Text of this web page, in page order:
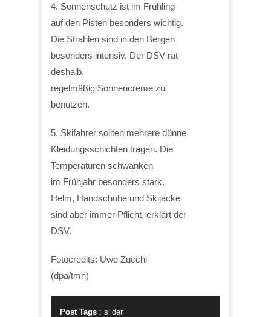
4. Sonnenschutz ist im Frühling
auf den Pisten besonders wichtig.
Die Strahlen sind in den Bergen
besonders intensiv. Der DSV rät
deshalb,
regelmäßig Sonnencreme zu
benutzen.
5. Skifahrer sollten mehrere dünne
Kleidungsschichten tragen. Die
Temperaturen schwanken
im Frühjahr besonders stark.
Helm, Handschuhe und Skijacke
sind aber immer Pflicht, erklärt der
DSV.
Fotocredits: Uwe Zucchi
(dpa/tmn)
Post Tags : slider